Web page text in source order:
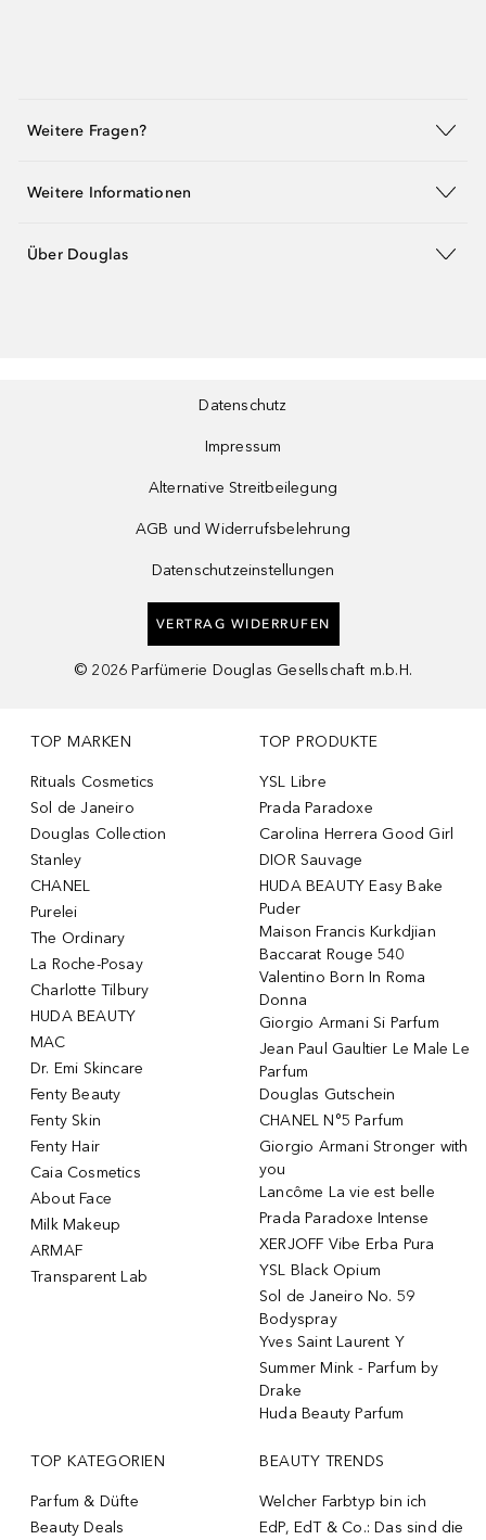
Weitere Fragen?
Weitere Informationen
Über Douglas
Datenschutz
Impressum
Alternative Streitbeilegung
AGB und Widerrufsbelehrung
Datenschutzeinstellungen
VERTRAG WIDERRUFEN
© 2026 Parfümerie Douglas Gesellschaft m.b.H.
TOP MARKEN
Rituals Cosmetics
Sol de Janeiro
Douglas Collection
Stanley
CHANEL
Purelei
The Ordinary
La Roche-Posay
Charlotte Tilbury
HUDA BEAUTY
MAC
Dr. Emi Skincare
Fenty Beauty
Fenty Skin
Fenty Hair
Caia Cosmetics
About Face
Milk Makeup
ARMAF
Transparent Lab
TOP PRODUKTE
YSL Libre
Prada Paradoxe
Carolina Herrera Good Girl
DIOR Sauvage
HUDA BEAUTY Easy Bake
Puder
Maison Francis Kurkdjian
Baccarat Rouge 540
Valentino Born In Roma
Donna
Giorgio Armani Si Parfum
Jean Paul Gaultier Le Male Le
Parfum
Douglas Gutschein
CHANEL N°5 Parfum
Giorgio Armani Stronger with
you
Lancôme La vie est belle
Prada Paradoxe Intense
XERJOFF Vibe Erba Pura
YSL Black Opium
Sol de Janeiro No. 59
Bodyspray
Yves Saint Laurent Y
Summer Mink - Parfum by
Drake
Huda Beauty Parfum
TOP KATEGORIEN
Parfum & Düfte
Beauty Deals
BEAUTY TRENDS
Welcher Farbtyp bin ich
EdP, EdT & Co.: Das sind die